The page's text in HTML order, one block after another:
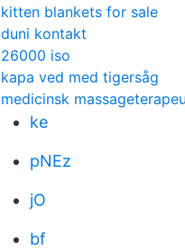
kitten blankets for sale
duni kontakt
26000 iso
kapa ved med tigersåg
medicinsk
ke
pNEz
jO
bf